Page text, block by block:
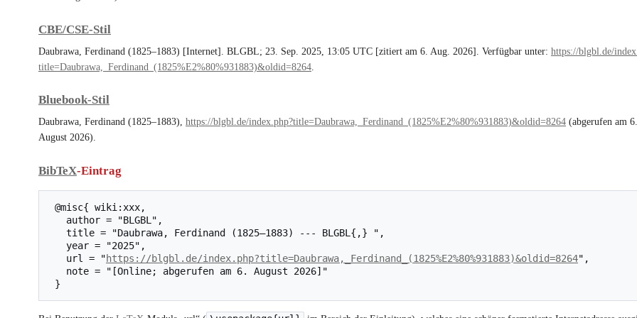
CBE/CSE-Stil
Daubrawa, Ferdinand (1825–1883) [Internet]. BLGBL; 23. Sep. 2025, 13:05 UTC [zitiert am 6. Aug. 2026]. Verfügbar unter: https://blgbl.de/
title=Daubrawa,_Ferdinand_(1825%E2%80%931883)&oldid=8264
Bluebook-Stil
Daubrawa, Ferdinand (1825–1883), https://blgbl.de/index.php?title=Daubrawa,_Ferdinand_(1825%E2%80%931883)&oldid=8264 (abgerufen am 6.
August 2026).
BibTeX-Eintrag
   url = "
https://blgbl.de/index.php?title=Daubrawa,_Ferdinand_(1825%E2%80%931883)&oldid=8264",